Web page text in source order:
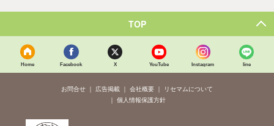
TOP
Home Facebook X YouTube Instagram line
お問合せ 広告掲載 会社概要
リセマムについて
個人情報保護方針